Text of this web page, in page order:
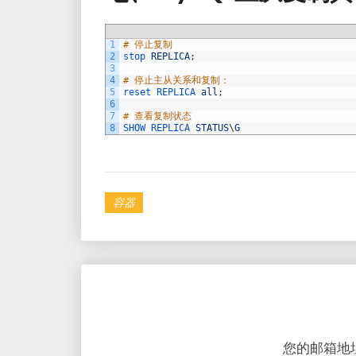
1
2
3
4
5
6
7
8
# 停止复制
stop
REPLICA;
# 停止主从关系和复制：
reset
REPLICA all ;
# 查看复制状态
SHOW REPLICA STATUS\G
容器
您的邮箱地